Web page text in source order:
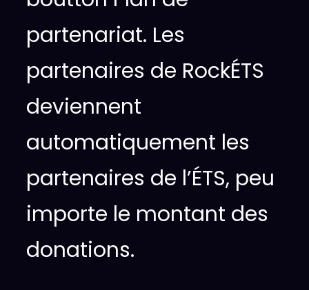
partenariat. Les
partenaires de RockÉTS
deviennent
automatiquement les
partenaires de l’ÉTS, peu
importe le montant des
donations.